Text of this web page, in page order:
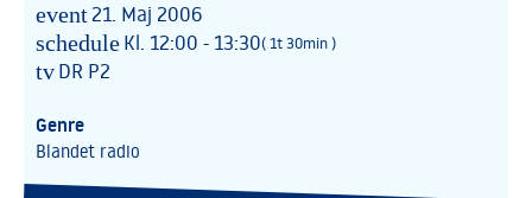
event21. Maj 2006
scheduleKl. 12:00 - 13:30( 1t 30min )
tvDR P2
Genre
Blandet radio